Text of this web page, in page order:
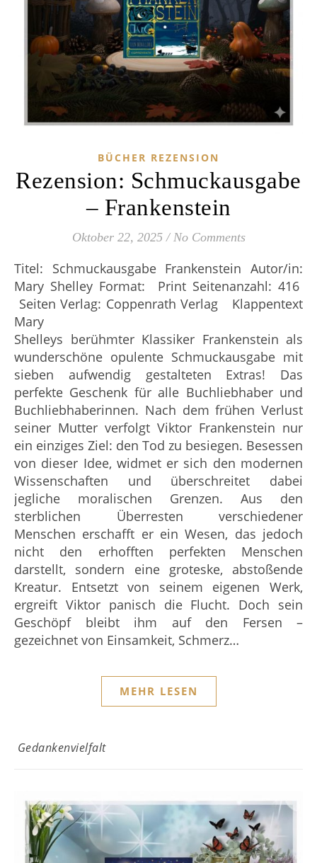
BÜCHER REZENSION
Rezension: Schmuckausgabe
– Frankenstein
Oktober 22, 2025 / No Comments
Titel: Schmuckausgabe Frankenstein Autor/in:
Mary Shelley Format: Print Seitenanzahl: 416
Seiten Verlag: Coppenrath Verlag Klappentext
Mary
Shelleys berühmter Klassiker Frankenstein als
wunderschöne opulente Schmuckausgabe mit
sieben aufwendig gestalteten Extras! Das
perfekte Geschenk für alle Buchliebhaber und
Buchliebhaberinnen. Nach dem frühen Verlust
seiner Mutter verfolgt Viktor Frankenstein nur
ein einziges Ziel: den Tod zu besiegen. Besessen
von dieser Idee, widmet er sich den modernen
Wissenschaften und überschreitet dabei
jegliche moralischen Grenzen. Aus den
sterblichen Überresten verschiedener
Menschen erschafft er ein Wesen, das jedoch
nicht den erhofften perfekten Menschen
darstellt, sondern eine groteske, abstoßende
Kreatur. Entsetzt von seinem eigenen Werk,
ergreift Viktor panisch die Flucht. Doch sein
Geschöpf bleibt ihm auf den Fersen –
gezeichnet von Einsamkeit, Schmerz…
MEHR LESEN
Gedankenvielfalt